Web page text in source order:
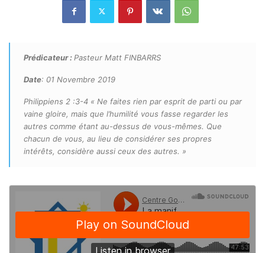
Prédicateur :Pasteur Matt FINBARRS
Date: 01 Novembre 2019
Philippiens 2 :3-4 « Ne faites rien par esprit de parti ou par
vaine gloire, mais que l’humilité vous fasse regarder les
autres comme étant au-dessus de vous-mêmes. Que
chacun de vous, au lieu de considérer ses propres
intérêts, considère aussi ceux des autres. »